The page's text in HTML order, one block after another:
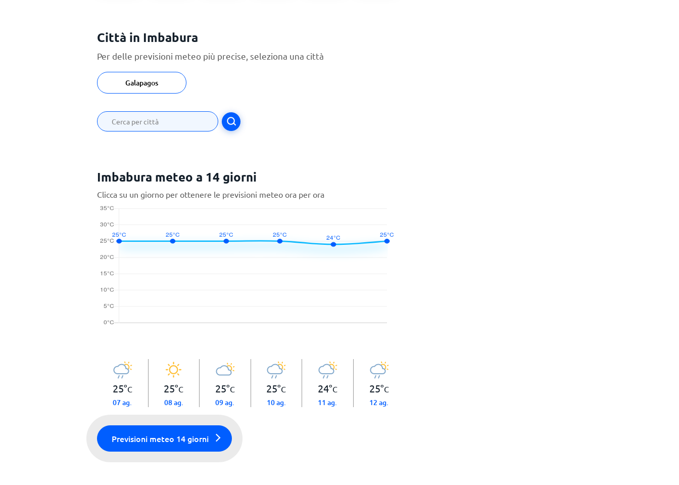
Città in Imbabura
Per delle previsioni meteo più precise, seleziona una città
Galapagos
Imbabura meteo a 14 giorni
Clicca su un giorno per ottenere le previsioni meteo ora per ora
25°C
07 ag.
25°C
08 ag.
25°C
09 ag.
25°C
10 ag.
24°C
11 ag.
25°C
12 ag.
Previsioni meteo 14 giorni